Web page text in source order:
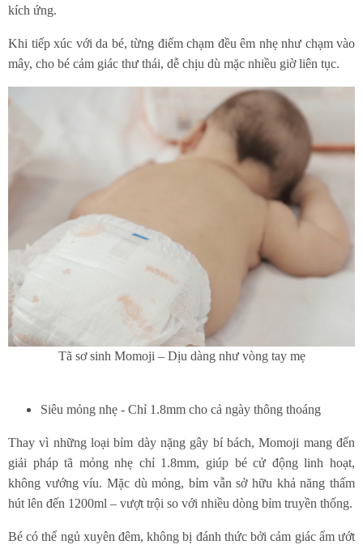
kích ứng.
Khi tiếp xúc với da bé, từng điểm chạm đều êm nhẹ như chạm vào
mây, cho bé cảm giác thư thái, dễ chịu dù mặc nhiều giờ liên tục.
Tã sơ sinh Momoji – Dịu dàng như vòng tay mẹ
Siêu mỏng nhẹ - Chỉ 1.8mm cho cả ngày thông thoáng
Thay vì những loại bỉm dày nặng gây bí bách, Momoji mang đến
giải pháp tã mỏng nhẹ chỉ 1.8mm, giúp bé cử động linh hoạt,
không vướng víu. Mặc dù mỏng, bỉm vẫn sở hữu khả năng thấm
hút lên đến 1200ml – vượt trội so với nhiều dòng bỉm truyền thống.
Bé có thể ngủ xuyên đêm, không bị đánh thức bởi cảm giác ẩm ướt